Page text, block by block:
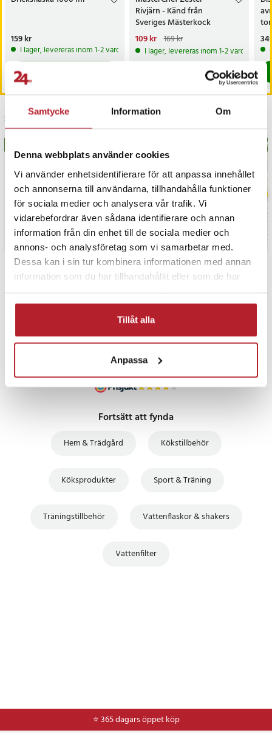
Samtycke Information Om
Denna webbplats använder cookies
Vi använder enhetsidentifierare för att anpassa innehållet
och annonserna till användarna, tillhandahålla funktioner
för sociala medier och analysera vår trafik. Vi
vidarebefordrar även sådana identifierare och annan
information från din enhet till de sociala medier och
annons- och analysföretag som vi samarbetar med.
Dessa kan i sin tur kombinera informationen med annan
information som du har tillhandahållit eller som de har
Tillåt alla
Anpassa
Pris:159 kr
159 kr
I lager, levereras inom 1-2 vardagar
Rivjärn - Känd från
Sveriges Mästerkock
Nuvarande pris
109 krTidigare pris:169 kr
109 kr 169 kr
I lager, levereras inom 1-2 vardagar
Senast besökta
PRISGARANTI
UTFÖRSÄLJNING
Fortsätt att fynda
Hem & Trädgård Kökstillbehör
Köksprodukter Sport & Träning
Träningstillbehör Vattenflaskor & shakers
Vattenfilter
⭐ 365 dagars öppet köp
⭐Frakt 49kr *